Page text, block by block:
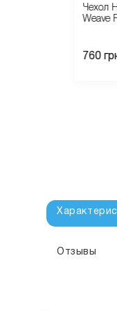
Чехол
Weave
760
Отзывы